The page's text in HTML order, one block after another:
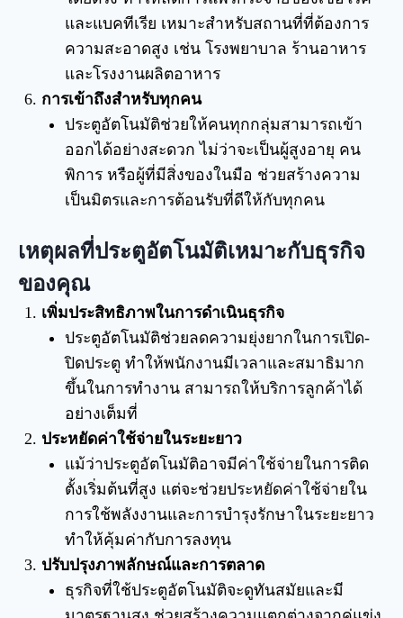
และแบคทีเรีย เหมาะสำหรับสถานที่ที่ต้องการ
ความสะอาดสูง เช่น โรงพยาบาล ร้านอาหาร
และโรงงานผลิตอาหาร
การเข้าถึงสำหรับทุกคน
ประตูอัตโนมัติช่วยให้คนทุกกลุ่มสามารถเข้า
ออกได้อย่างสะดวก ไม่ว่าจะเป็นผู้สูงอายุ คน
พิการ หรือผู้ที่มีสิ่งของในมือ ช่วยสร้างความ
เป็นมิตรและการต้อนรับที่ดีให้กับทุกคน
เหตุผลที่ประตูอัตโนมัติเหมาะกับธุรกิจ
ของคุณ
เพิ่มประสิทธิภาพในการดำเนินธุรกิจ
ประตูอัตโนมัติช่วยลดความยุ่งยากในการเปิด-
ปิดประตู ทำให้พนักงานมีเวลาและสมาธิมาก
ขึ้นในการทำงาน สามารถให้บริการลูกค้าได้
อย่างเต็มที่
ประหยัดค่าใช้จ่ายในระยะยาว
แม้ว่าประตูอัตโนมัติอาจมีค่าใช้จ่ายในการติด
ตั้งเริ่มต้นที่สูง แต่จะช่วยประหยัดค่าใช้จ่ายใน
การใช้พลังงานและการบำรุงรักษาในระยะยาว
ทำให้คุ้มค่ากับการลงทุน
ปรับปรุงภาพลักษณ์และการตลาด
ธุรกิจที่ใช้ประตูอัตโนมัติจะดูทันสมัยและมี